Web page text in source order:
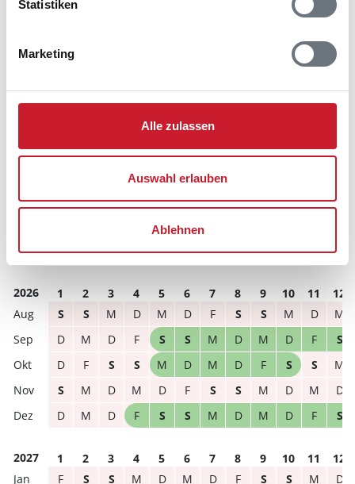
Statistiken
Marketing
Alle zulassen
Auswahl erlauben
Ablehnen
Anreisetag im Belegungskalender anklicken
Reisedauer Anzahl Reisende
Reisezeitraumes auch Änderungen bei der
Hausbeschreibung und/oder der Ausstattung ergeben
frei belegt gewählter Zeitraum
2026 1 2 3 4 5 6 7 8 9 10 11
12
S
S M D M D F S S M D
M
D
M D F S S M D M D F
S
D
F S S M D M D F S S
M
S
M D M D F S S M D M
D
D
M D F S S M D M D F S
2027 1 2 3 4 5 6 7 8 9 10 11
12
F
S S M D M D F S S M
D